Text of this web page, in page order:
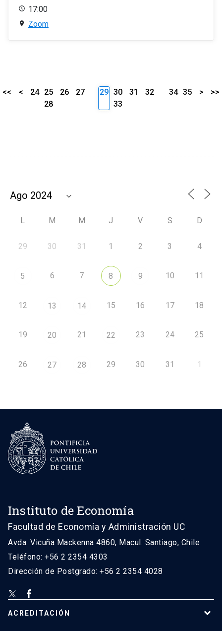
17:00
Zoom
<< < 24 25 26
27
28
29 30 31
32
33
34 35 > >>
L M M J V S D
29 30 31 1 2 3 4
5 6 7 8 9 10 11
12 13 14 15 16 17 18
19 20 21 22 23 24 25
26 27 28 29 30 31 1
Instituto de Economía
Facultad de Economía y Administración UC
Avda. Vicuña Mackenna 4860, Macul. Santiago, Chile
Teléfono: +56 2 2354 4303
Dirección de Postgrado: +56 2 2354 4028
ACREDITACIÓN